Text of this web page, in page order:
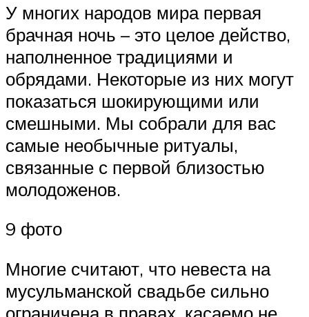
У многих народов мира первая
брачная ночь – это целое действо,
наполненное традициями и
обрядами. Некоторые из них могут
показаться шокирующими или
смешными. Мы собрали для вас
самые необычные ритуалы,
связанные с первой близостью
молодоженов.
9 фото
Многие считают, что невеста на
мусульманской свадьбе сильно